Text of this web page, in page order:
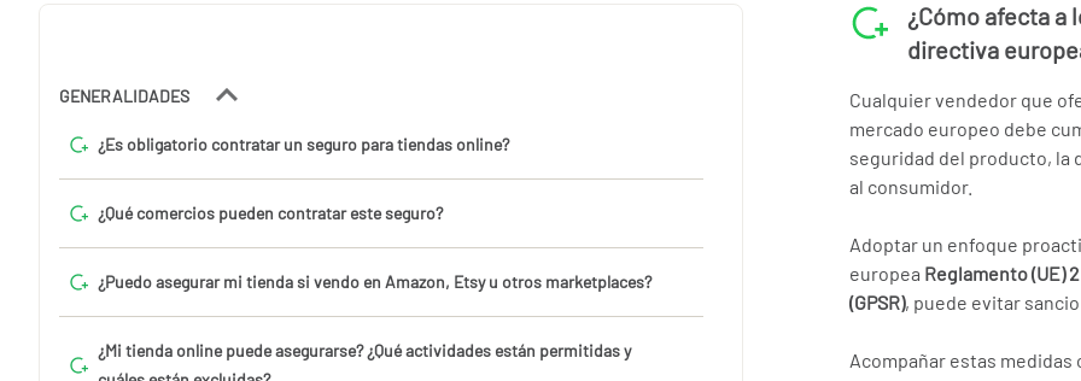
GENERALIDADES
¿Es obligatorio contratar un seguro para tiendas online?
¿Qué comercios pueden contratar este seguro?
¿Puedo asegurar mi tienda si vendo en Amazon, Etsy u otros marketplaces?
¿Mi tienda online puede asegurarse? ¿Qué actividades están permitidas y
¿Cómo afecta a
directiva
Cualquier vendedor que
mercado europeo debe
seguridad del producto, la
al consumidor.
Adoptar un enfoque
europea Reglamento (UE)
(GPSR), puede evitar
Acompañar estas